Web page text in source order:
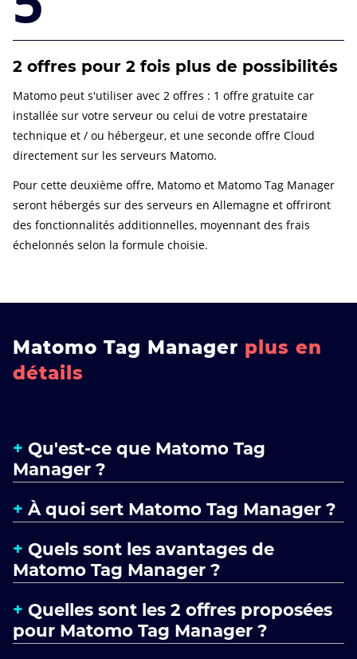
2 offres pour 2 fois plus de possibilités
Matomo peut s'utiliser avec 2 offres : 1 offre gratuite car
installée sur votre serveur ou celui de votre prestataire
technique et / ou hébergeur, et une seconde offre Cloud
directement sur les serveurs Matomo.
Pour cette deuxième offre, Matomo et Matomo Tag Manager
seront hébergés sur des serveurs en Allemagne et offriront
des fonctionnalités additionnelles, moyennant des frais
échelonnés selon la formule choisie.
Matomo Tag Manager plus en
détails
Qu'est-ce que Matomo Tag
Manager ?
À quoi sert Matomo Tag Manager ?
Quels sont les avantages de
Matomo Tag Manager ?
Quelles sont les 2 offres proposées
pour Matomo Tag Manager ?